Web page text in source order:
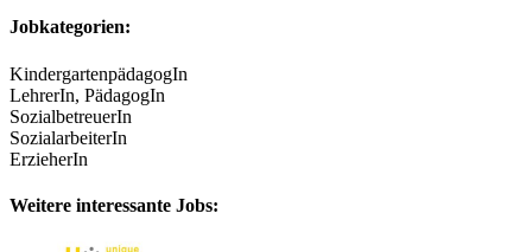
Jobkategorien:
KindergartenpädagogIn
LehrerIn, PädagogIn
SozialbetreuerIn
SozialarbeiterIn
ErzieherIn
Weitere interessante Jobs: